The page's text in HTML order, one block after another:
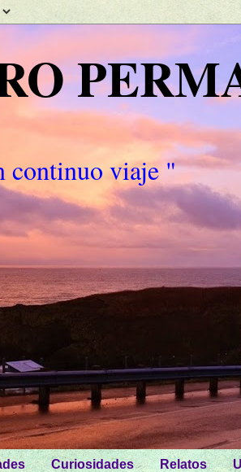
continuo viaje "
Curiosidades Relatos